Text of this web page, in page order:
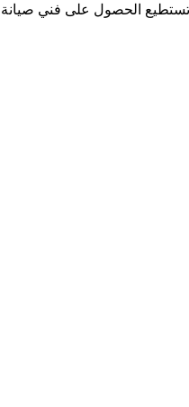
الحصول على فني صيانة